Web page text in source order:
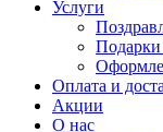
Услуги
Оплата и
Акции
О нас